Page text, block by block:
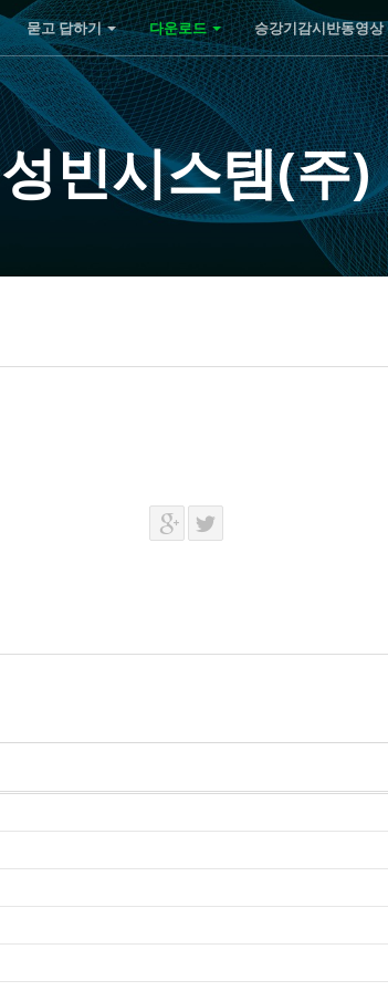
묻고 답하기 다운로드 승강기감시반동영상
성빈시스템(주)